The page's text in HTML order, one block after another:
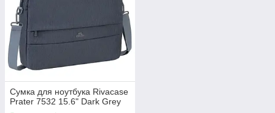
Сумка для ноутбука Rivacase
Prater 7532 15.6" Dark Grey